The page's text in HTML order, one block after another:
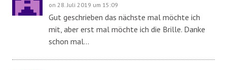
on 28. Juli 2019 um 15:09
Gut geschrieben das nächste mal möchte ich
mit, aber erst mal möchte ich die Brille. Danke
schon mal…